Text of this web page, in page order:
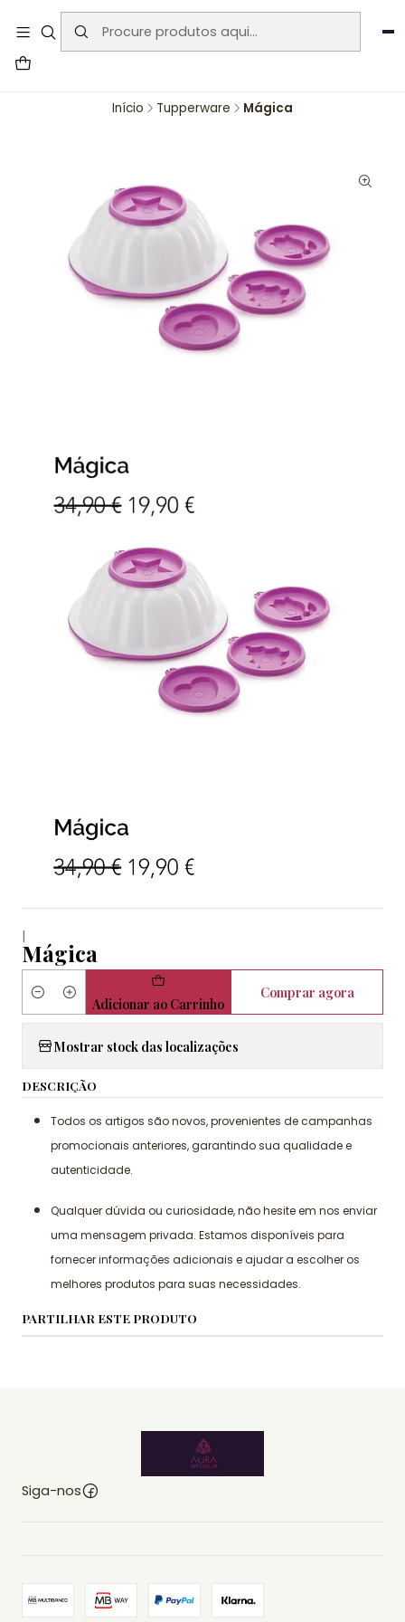
User-agent: * Allow: / Sitemap:
https://www.auraemporium.pt/sitemap.xml
Início Tupperware Mágica
|
Mágica
QuantidadeAdicionar ao Carrinho
Comprar agora
Mostrar stock das localizações
DESCRIÇÃO
Todos os artigos são novos, provenientes de campanhas
promocionais anteriores, garantindo sua qualidade e
autenticidade.
Qualquer dúvida ou curiosidade, não hesite em nos enviar
uma mensagem privada. Estamos disponíveis para
fornecer informações adicionais e ajudar a escolher os
melhores produtos para suas necessidades.
PARTILHAR ESTE PRODUTO
Siga-nos